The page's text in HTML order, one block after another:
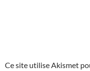
Ce site utilise Akismet